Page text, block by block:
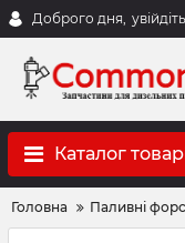
Доброго дня,
Каталог
Головна Паливні